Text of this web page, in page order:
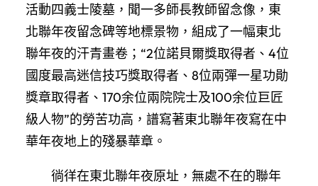
活動四義士陵墓，聞一多師長教師留念像，東
北聯年夜留念碑等地標景物，組成了一幅東北
聯年夜的汗青畫卷；“2位諾貝爾獎取得者、4位
國度最高迷信技巧獎取得者、8位兩彈一星功勛
獎章取得者、170余位兩院院士及100余位巨匠
級人物”的勞苦功高，譜寫著東北聯年夜寫在中
華年夜地上的殘暴華章。
徜徉在東北聯年夜原址，無處不在的聯年